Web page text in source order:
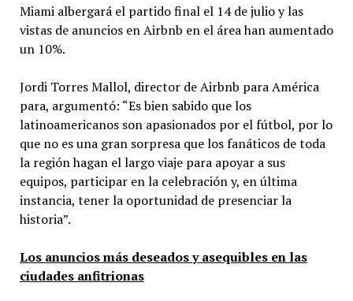
Miami albergará el partido final el 14 de julio y las
vistas de anuncios en Airbnb en el área han aumentado
un 10%.
Jordi Torres Mallol, director de Airbnb para América
para, argumentó: “Es bien sabido que los
latinoamericanos son apasionados por el fútbol, por lo
que no es una gran sorpresa que los fanáticos de toda
la región hagan el largo viaje para apoyar a sus
equipos, participar en la celebración y, en última
instancia, tener la oportunidad de presenciar la
historia”.
Los anuncios más deseados y asequibles en las
ciudades anfitrionas